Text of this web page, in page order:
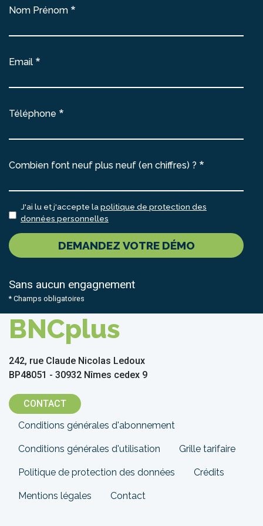
Nom Prénom
Email
Téléphone
Combien font neuf plus neuf (en chiffres) ?
J'ai lu et j'accepte la politique de protection des
données personnelles
DEMANDEZ VOTRE DÉMO
Sans aucun engagnement
* Champs obligatoires
BNCplus
242, rue Claude Nicolas Ledoux
BP48051 - 30932 Nîmes cedex 9
CONTACT
Menu
Pied
de
page
Conditions générales d'abonnement
Conditions générales d'utilisation Grille tarifaire
Politique de protection des données Crédits
Mentions légales Contact